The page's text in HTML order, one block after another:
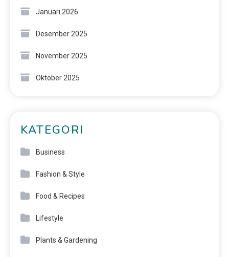
Januari 2026
Desember 2025
November 2025
Oktober 2025
KATEGORI
Business
Fashion & Style
Food & Recipes
Lifestyle
Plants & Gardening